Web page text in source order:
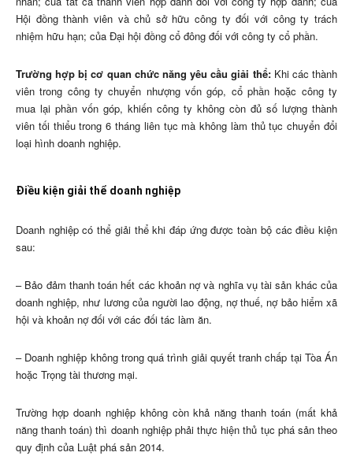
Hội đồng thành viên và chủ sở hữu công ty đối với công ty trách
nhiệm hữu hạn; của Đại hội đồng cổ đông đối với công ty cổ phần.
Trường hợp bị cơ quan chức năng yêu cầu giải thể: Khi các thành
viên trong công ty chuyển nhượng vốn góp, cổ phần hoặc công ty
mua lại phần vốn góp, khiến công ty không còn đủ số lượng thành
viên tối thiểu trong 6 tháng liên tục mà không làm thủ tục chuyển đổi
loại hình doanh nghiệp.
Điều kiện giải thể doanh nghiệp
Doanh nghiệp có thể giải thể khi đáp ứng được toàn bộ các điều kiện
sau:
– Bảo đảm thanh toán hết các khoản nợ và nghĩa vụ tài sản khác của
doanh nghiệp, như lương của người lao động, nợ thuế, nợ bảo hiểm xã
hội và khoản nợ đối với các đối tác làm ăn.
– Doanh nghiệp không trong quá trình giải quyết tranh chấp tại Tòa Án
hoặc Trọng tài thương mại.
Trường hợp doanh nghiệp không còn khả năng thanh toán (mất khả
năng thanh toán) thì doanh nghiệp phải thực hiện thủ tục phá sản theo
quy định của Luật phá sản 2014.